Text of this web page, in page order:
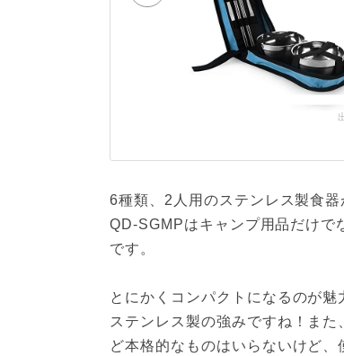
6種類、2人用のステンレス製食
QD-SGMPはキャンプ用品だけで
です。
とにかくコンパクトになるのが
ステンレス製の強みですね！ま
ど本格的なものはいらないけど